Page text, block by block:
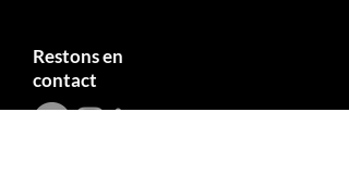
Restons en
contact